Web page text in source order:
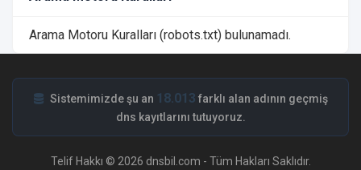
Arama Motoru Kuralları (robots.txt) bulunamadı.
Sistemimizde şu an 18.013 farklı alan adının geçmiş
dns kayıtlarını tutuyoruz.
Telif Hakkı © 2026 dnsbil.com - Tüm Hakları Saklıdır.